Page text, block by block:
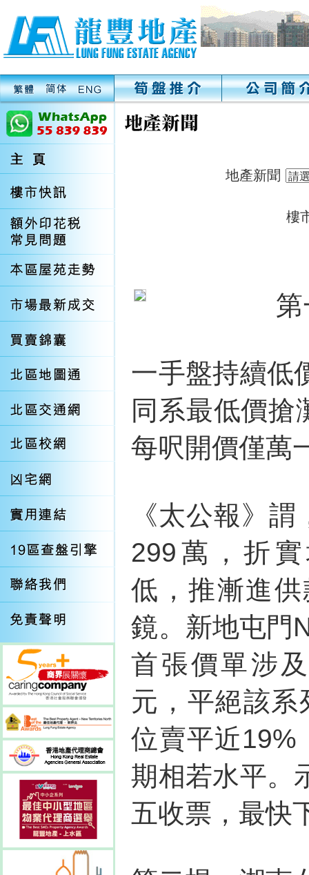
地產新聞
樓
一手盤持續低
同系最低價搶
每呎開價僅萬
《太公報》
299萬，折
低，推漸進
鏡。新地屯門
首張價單涉
元，平絕該系
位賣平近19%
期相若水平。
五收票，最快